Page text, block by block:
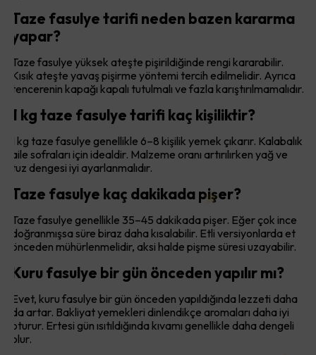
Taze fasulye tarifi neden bazen kararma
yapar?
Taze fasulye yüksek ateşte pişirildiğinde rengi kararabilir.
Kısık ateşte yavaş pişirme yöntemi tercih edilmelidir. Ayrıca
tencerenin kapağı kapalı tutulmalı ve fazla karıştırılmamalıdır.
1 kg taze fasulye tarifi kaç kişiliktir?
1 kg taze fasulye genellikle 6–8 kişilik yemek çıkarır. Kalabalık
aile sofraları için idealdir. Malzeme oranı artırılırken yağ ve
tuz dengesi iyi ayarlanmalıdır.
Taze fasulye kaç dakikada pişer?
Taze fasulye genellikle 35–45 dakikada pişer. Eğer çok ince
doğranmışsa süre biraz daha kısalabilir. Etli versiyonlarda et
önceden mühürlenmelidir, aksi halde pişme süresi uzayabilir.
Kuru fasulye bir gün önceden yapılır mı?
Evet, kuru fasulye bir gün önceden yapıldığında lezzeti daha
da artar. Bakliyat yemekleri dinlendikçe aromaları daha iyi
oturur. Ertesi gün ısıtıldığında kıvamı genellikle daha dengeli
olur.